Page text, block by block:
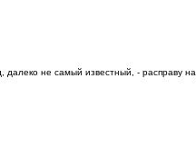
не самый известный, - расправу